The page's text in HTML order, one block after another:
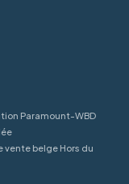
Paramount-WBD
vente belge Hors du